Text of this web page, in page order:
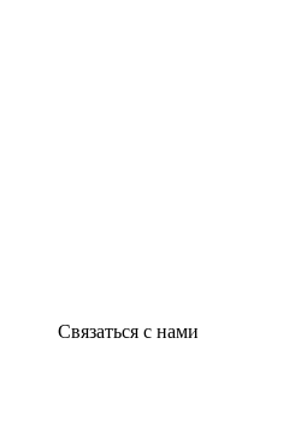
Связаться с нами